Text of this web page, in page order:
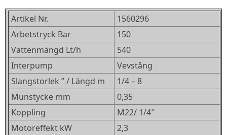
Artikel Nr.
1560296
Arbetstryck Bar
150
Vattenmängd Lt/h
540
Interpump
Vevstång
Slangstorlek ” / Längd m
1/4 – 8
Munstycke mm
0,35
Koppling
M22/ 1/4″
Motoreffekt kW
2,3